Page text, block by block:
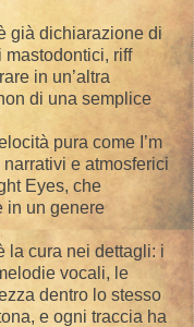
già dichiarazione di
mastodontici, riff
in un’altra
di una semplice
pura come I’m
e atmosferici
Eyes, che
in un genere
la cura nei dettagli: i
vocali, le
dentro lo stesso
e ogni traccia ha